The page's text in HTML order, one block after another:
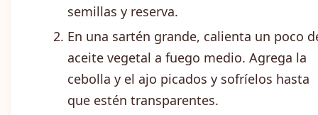
semillas y reserva.
En una sartén grande, calienta un poco
aceite vegetal a fuego medio. Agrega la
cebolla y el ajo picados y sofríelos hasta
que estén transparentes.